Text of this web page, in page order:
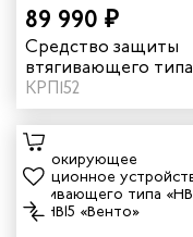
89 990 ₽
Средство защиты
втягивающего типа
«НВ-32» vnt HB32
КРП152